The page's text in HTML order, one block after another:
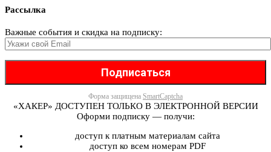
Рассылка
Важные события и скидка на подписку:
Форма защищена SmartCaptcha
«ХАКЕР» ДОСТУПЕН ТОЛЬКО В ЭЛЕКТРОННОЙ ВЕРСИИ
Оформи подписку — получи:
доступ к платным материалам сайта
доступ ко всем номерам PDF